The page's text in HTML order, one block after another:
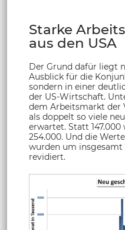
Starke
aus den USA
Der Grund dafür liegt
Ausblick für die
sondern in einer
der US-Wirtschaft.
dem Arbeitsmarkt der
als doppelt so viele
erwartet. Statt
254.000. Und die
wurden um insgesamt
revidiert.